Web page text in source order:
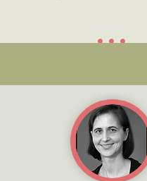
...